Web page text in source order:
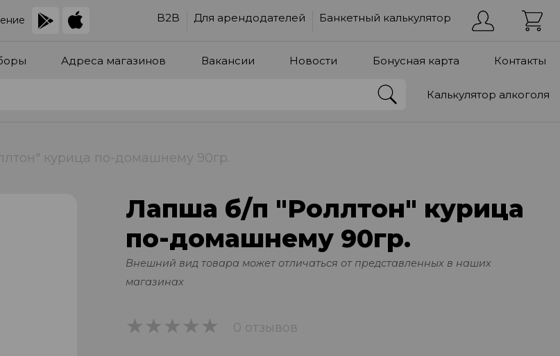
B2B Для арендодателей Банкетный калькулятор
Адреса магазинов Вакансии Новости Бонусная карта Контакты
Калькулятор алкоголя
курица по-домашнему 90гр.
Лапша б/п "Роллтон" курица
по-домашнему 90гр.
Внешний вид товара может отличаться от представленных в наших
магазинах
0 отзывов